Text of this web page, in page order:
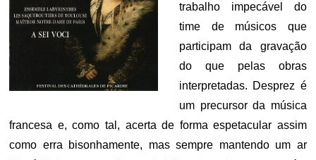
trabalho impecável do
time de músicos que
participam da gravação
do que pelas obras
interpretadas. Desprez é
um precursor da música
francesa e, como tal, acerta de forma espetacular assim
como erra bisonhamente, mas sempre mantendo um ar